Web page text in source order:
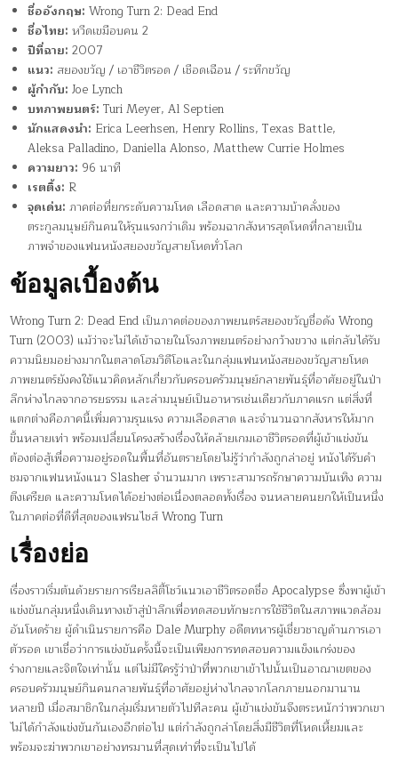
ชื่ออังกฤษ: Wrong Turn 2: Dead End
ชื่อไทย: หวีดเขมือบคน 2
ปีที่ฉาย: 2007
แนว: สยองขวัญ / เอาชีวิตรอด / เชือดเฉือน / ระทึกขวัญ
ผู้กำกับ: Joe Lynch
บทภาพยนตร์: Turi Meyer, Al Septien
นักแสดงนำ: Erica Leerhsen, Henry Rollins, Texas Battle,
Aleksa Palladino, Daniella Alonso, Matthew Currie Holmes
ความยาว: 96 นาที
เรตติ้ง: R
จุดเด่น: ภาคต่อที่ยกระดับความโหด เลือดสาด และความบ้าคลั่งของ
ตระกูลมนุษย์กินคนให้รุนแรงกว่าเดิม พร้อมฉากสังหารสุดโหดที่กลายเป็น
ภาพจำของแฟนหนังสยองขวัญสายโหดทั่วโลก
ข้อมูลเบื้องต้น
Wrong Turn 2: Dead End เป็นภาคต่อของภาพยนตร์สยองขวัญชื่อดัง Wrong
Turn (2003) แม้ว่าจะไม่ได้เข้าฉายในโรงภาพยนตร์อย่างกว้างขวาง แต่กลับได้รับ
ความนิยมอย่างมากในตลาดโฮมวิดีโอและในกลุ่มแฟนหนังสยองขวัญสายโหด
ภาพยนตร์ยังคงใช้แนวคิดหลักเกี่ยวกับครอบครัวมนุษย์กลายพันธุ์ที่อาศัยอยู่ในป่า
ลึกห่างไกลจากอารยธรรม และล่ามนุษย์เป็นอาหารเช่นเดียวกับภาคแรก แต่สิ่งที่
แตกต่างคือภาคนี้เพิ่มความรุนแรง ความเลือดสาด และจำนวนฉากสังหารให้มาก
ขึ้นหลายเท่า พร้อมเปลี่ยนโครงสร้างเรื่องให้คล้ายเกมเอาชีวิตรอดที่ผู้เข้าแข่งขัน
ต้องต่อสู้เพื่อความอยู่รอดในพื้นที่อันตรายโดยไม่รู้ว่ากำลังถูกล่าอยู่ หนังได้รับคำ
ชมจากแฟนหนังแนว Slasher จำนวนมาก เพราะสามารถรักษาความบันเทิง ความ
ตึงเครียด และความโหดได้อย่างต่อเนื่องตลอดทั้งเรื่อง จนหลายคนยกให้เป็นหนึ่ง
ในภาคต่อที่ดีที่สุดของแฟรนไชส์ Wrong Turn
เรื่องย่อ
เรื่องราวเริ่มต้นด้วยรายการเรียลลิตี้โชว์แนวเอาชีวิตรอดชื่อ Apocalypse ซึ่งพาผู้เข้า
แข่งขันกลุ่มหนึ่งเดินทางเข้าสู่ป่าลึกเพื่อทดสอบทักษะการใช้ชีวิตในสภาพแวดล้อม
อันโหดร้าย ผู้ดำเนินรายการคือ Dale Murphy อดีตทหารผู้เชี่ยวชาญด้านการเอา
ตัวรอด เขาเชื่อว่าการแข่งขันครั้งนี้จะเป็นเพียงการทดสอบความแข็งแกร่งของ
ร่างกายและจิตใจเท่านั้น แต่ไม่มีใครรู้ว่าป่าที่พวกเขาเข้าไปนั้นเป็นอาณาเขตของ
ครอบครัวมนุษย์กินคนกลายพันธุ์ที่อาศัยอยู่ห่างไกลจากโลกภายนอกมานาน
หลายปี เมื่อสมาชิกในกลุ่มเริ่มหายตัวไปทีละคน ผู้เข้าแข่งขันจึงตระหนักว่าพวกเขา
ไม่ได้กำลังแข่งขันกันเองอีกต่อไป แต่กำลังถูกล่าโดยสิ่งมีชีวิตที่โหดเหี้ยมและ
พร้อมจะฆ่าพวกเขาอย่างทรมานที่สุดเท่าที่จะเป็นไปได้